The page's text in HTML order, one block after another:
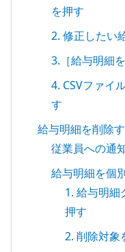
を押す
2. 修正したい
3.［給与明細
4. CSVファイ
す
給与明細を削除
従業員への通
給与明細を個
1. 給与明細
押す
2. 削除対象